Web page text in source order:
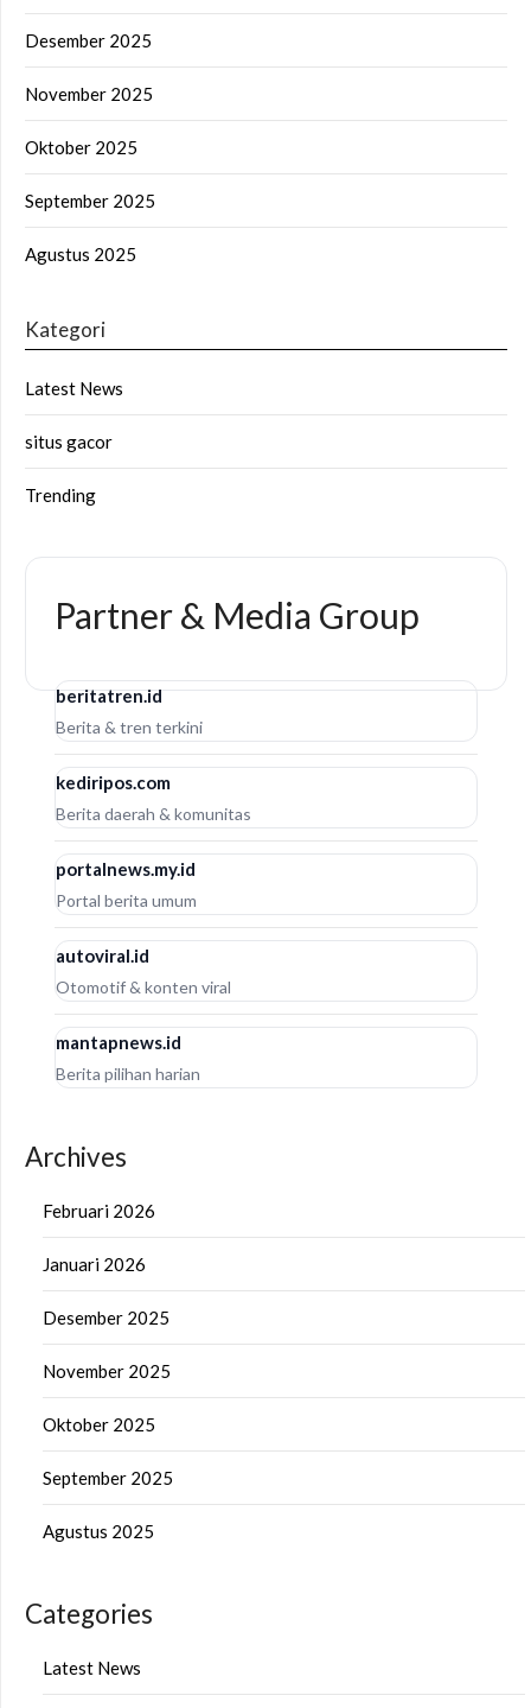
Desember 2025
November 2025
Oktober 2025
September 2025
Agustus 2025
Kategori
Latest News
situs gacor
Trending
Partner & Media Group
beritatren.id
Berita & tren terkini
kediripos.com
Berita daerah & komunitas
portalnews.my.id
Portal berita umum
autoviral.id
Otomotif & konten viral
mantapnews.id
Berita pilihan harian
Archives
Februari 2026
Januari 2026
Desember 2025
November 2025
Oktober 2025
September 2025
Agustus 2025
Categories
Latest News